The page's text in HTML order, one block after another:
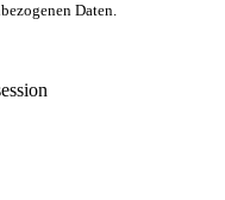
Daten.